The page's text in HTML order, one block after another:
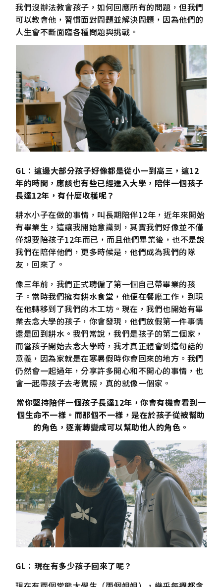
我們沒辦法教會孩子，如何回應所有的問題，但我們
可以教會他，習慣面對問題並解決問題，因為他們的
人生會不斷面臨各種問題與挑戰。
GL：這邊大部分孩子好像都是從小一到高三，這12
年的時間，應該也有些已經進入大學，陪伴一個孩子
長達12年，有什麼收穫呢？
耕水小子在做的事情，叫長期陪伴12年，近年來開始
有畢業生，這讓我開始意識到，其實我們好像並不僅
僅想要陪孩子12年而已，而且他們畢業後，也不是說
我們在陪伴他們，更多時候是，他們成為我們的隊
友，回來了。
像三年前，我們正式聘僱了第一個自己帶畢業的孩
子。當時我們擁有耕水食堂，他便在餐廳工作，到現
在他轉移到了我們的木工坊。現在，我們也開始有畢
業去念大學的孩子，你會發現，他們放假第一件事情
還是回到耕水。我們常說，我們是孩子的第二個家，
而當孩子開始去念大學時，我才真正體會到這句話的
意義，因為家就是在寒暑假時你會回來的地方。我們
仍然會一起過年，分享許多開心和不開心的事情，也
會一起帶孩子去考駕照，真的就像一個家。
當你堅持陪伴一個孩子長達12年，你會有機會看到一
個生命不一樣。而那個不一樣，是在於孩子從被幫助
的角色，逐漸轉變成可以幫助他人的角色。
GL：現在有多少孩子回來了呢？